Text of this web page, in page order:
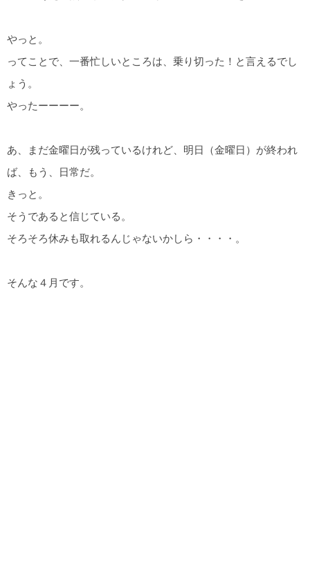
やっと。
ってことで、一番忙しいところは、乗り切った！と言えるでし
ょう。
やったーーーー。
あ、まだ金曜日が残っているけれど、明日（金曜日）が終われ
ば、もう、日常だ。
きっと。
そうであると信じている。
そろそろ休みも取れるんじゃないかしら・・・・。
そんな４月です。